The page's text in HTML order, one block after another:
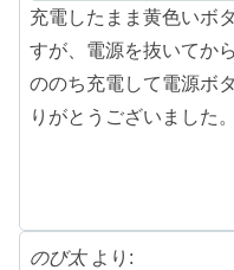
充電したまま黄色いボ
すが、電源を抜いてか
ののち充電して電源ボ
りがとうございました。
のび太 より: